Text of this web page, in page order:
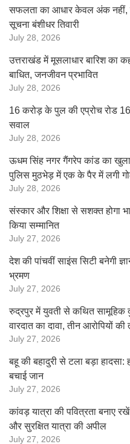
सफलता का आधार केवल अंक नहीं,
सूचना बंशीधर तिवारी
July 28, 2026
उत्तराखंड में मूसलाधार बारिश
बाधित, जनजीवन प्रभावित
July 28, 2026
16 करोड़ के पुल की एप्रोच रोड 16
सवाल
July 28, 2026
ऊधम सिंह नगर गैंगरेप कांड का
पुलिस मुठभेड़ में एक के पैर में लगी
July 28, 2026
संस्कार और शिक्षा से सशक्त होगा
किया सम्मानित
July 27, 2026
देश की पांचवीं साइंस सिटी बनेगी
भ्रमण
July 27, 2026
रुद्रपुर में युवती से कथित सामूहिक
वारदात का दावा, तीन आरोपियों
July 27, 2026
बहू की बहादुरी से टला बड़ा
बचाई जान
July 27, 2026
कांवड़ यात्रा की पवित्रता बनाए
और सुरक्षित यात्रा की अपील
July 27, 2026